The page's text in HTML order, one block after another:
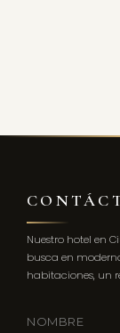
Nuestro hotel en
busca en
habitaciones, un
NOMBRE